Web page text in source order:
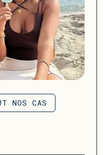
NOS CAS